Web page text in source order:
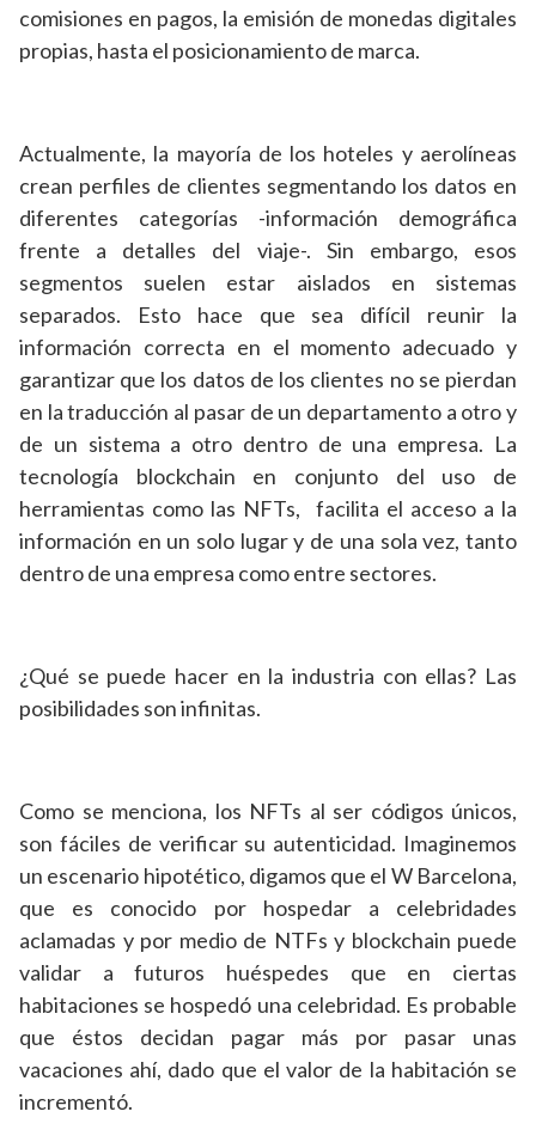
comisiones en pagos, la emisión de monedas digitales
propias, hasta el posicionamiento de marca.
Actualmente, la mayoría de los hoteles y aerolíneas
crean perfiles de clientes segmentando los datos en
diferentes categorías -información demográfica
frente a detalles del viaje-. Sin embargo, esos
segmentos suelen estar aislados en sistemas
separados. Esto hace que sea difícil reunir la
información correcta en el momento adecuado y
garantizar que los datos de los clientes no se pierdan
en la traducción al pasar de un departamento a otro y
de un sistema a otro dentro de una empresa. La
tecnología blockchain en conjunto del uso de
herramientas como las NFTs, facilita el acceso a la
información en un solo lugar y de una sola vez, tanto
dentro de una empresa como entre sectores.
¿Qué se puede hacer en la industria con ellas? Las
posibilidades son infinitas.
Como se menciona, los NFTs al ser códigos únicos,
son fáciles de verificar su autenticidad. Imaginemos
un escenario hipotético, digamos que el W Barcelona,
que es conocido por hospedar a celebridades
aclamadas y por medio de NTFs y blockchain puede
validar a futuros huéspedes que en ciertas
habitaciones se hospedó una celebridad. Es probable
que éstos decidan pagar más por pasar unas
vacaciones ahí, dado que el valor de la habitación se
incrementó.